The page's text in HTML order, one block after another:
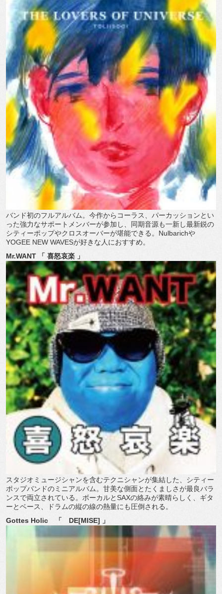
バンド初のフルアルバム。今作からコーラス、パーカッションとい
った強力なサポートメンバーが参加し、同期音源も一新し最新鋭の
シティーポップやクロスオーバーが堪能できる。Nulbarichや
YOGEE NEW WAVESが好きな人におすすめ。
Mr.WANT 「 喜怒哀楽 」
スタジオミュージシャンを含むテクニシャンが集結した、シティー
ポップバンドのミニアルバム。甘美な側面とたくましさが最良バラ
ンスで両立されている。ボーカルとSAXの絡みが素晴らしく、ギタ
ーとベース、ドラムの縦の線の熱量にも圧倒される。
Gottes Holic 「 DE[MISE] 」